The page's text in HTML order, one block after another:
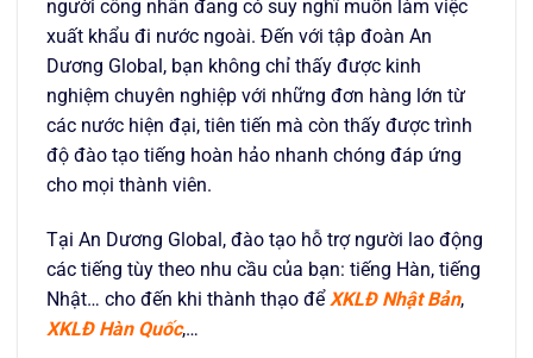
người công nhân đang có suy nghĩ muốn làm việc
xuất khẩu đi nước ngoài. Đến với tập đoàn An
Dương Global, bạn không chỉ thấy được kinh
nghiệm chuyên nghiệp với những đơn hàng lớn từ
các nước hiện đại, tiên tiến mà còn thấy được trình
độ đào tạo tiếng hoàn hảo nhanh chóng đáp ứng
cho mọi thành viên.
Tại An Dương Global, đào tạo hỗ trợ người lao động
các tiếng tùy theo nhu cầu của bạn: tiếng Hàn, tiếng
Nhật… cho đến khi thành thạo đểXKLĐ Nhật Bản,
XKLĐ Hàn Quốc,…